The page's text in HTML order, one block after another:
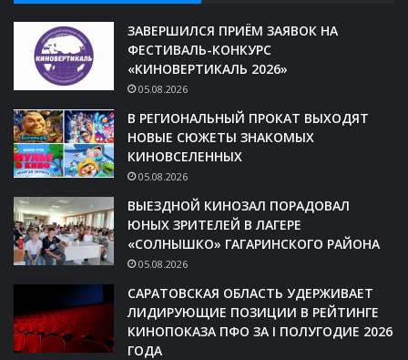
ЗАВЕРШИЛСЯ ПРИЁМ ЗАЯВОК НА
ФЕСТИВАЛЬ-КОНКУРС
«КИНОВЕРТИКАЛЬ 2026»
05.08.2026
В РЕГИОНАЛЬНЫЙ ПРОКАТ ВЫХОДЯТ
НОВЫЕ СЮЖЕТЫ ЗНАКОМЫХ
КИНОВСЕЛЕННЫХ
05.08.2026
ВЫЕЗДНОЙ КИНОЗАЛ ПОРАДОВАЛ
ЮНЫХ ЗРИТЕЛЕЙ В ЛАГЕРЕ
«СОЛНЫШКО» ГАГАРИНСКОГО РАЙОНА
05.08.2026
САРАТОВСКАЯ ОБЛАСТЬ УДЕРЖИВАЕТ
ЛИДИРУЮЩИЕ ПОЗИЦИИ В РЕЙТИНГЕ
КИНОПОКАЗА ПФО ЗА I ПОЛУГОДИЕ 2026
ГОДА